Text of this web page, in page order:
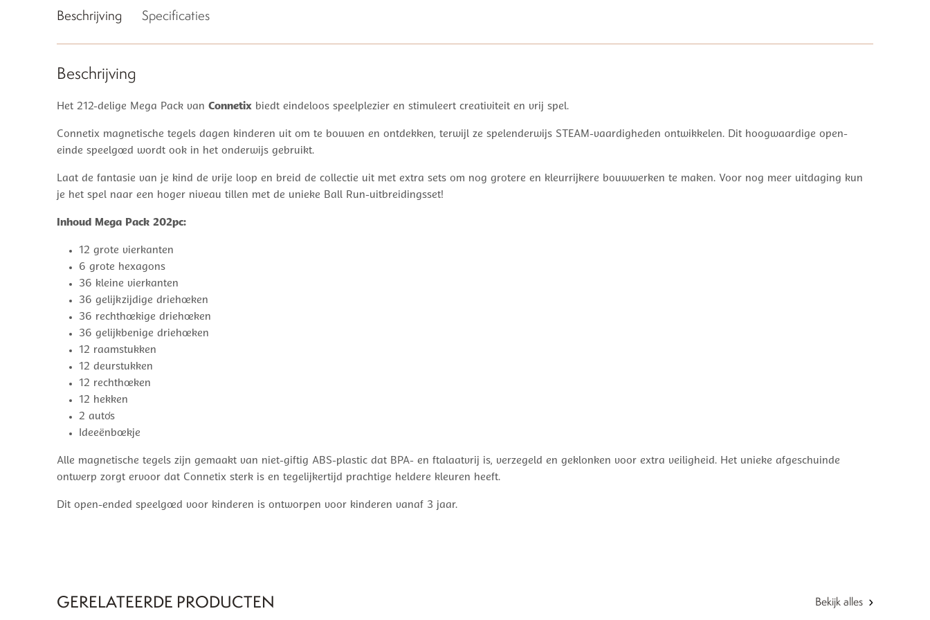
Beschrijving Specificaties
Beschrijving
Het 212-delige Mega Pack van Connetix biedt eindeloos speelplezier en stimuleert creativiteit en vrij spel.
Connetix magnetische tegels dagen kinderen uit om te bouwen en ontdekken, terwijl ze spelenderwijs STEAM-vaardigheden ontwikkelen. Dit hoogwaardige open-
einde speelgoed wordt ook in het onderwijs gebruikt.
Laat de fantasie van je kind de vrije loop en breid de collectie uit met extra sets om nog grotere en kleurrijkere bouwwerken te maken. Voor nog meer uitdaging kun
je het spel naar een hoger niveau tillen met de unieke Ball Run-uitbreidingsset!
Inhoud Mega Pack 202pc:
12 grote vierkanten
6 grote hexagons
36 kleine vierkanten
36 gelijkzijdige driehoeken
36 rechthoekige driehoeken
36 gelijkbenige driehoeken
12 raamstukken
12 deurstukken
12 rechthoeken
12 hekken
2 auto’s
Ideeënboekje
Alle magnetische tegels zijn gemaakt van niet-giftig ABS-plastic dat BPA- en ftalaatvrij is, verzegeld en geklonken voor extra veiligheid. Het unieke afgeschuinde
ontwerp zorgt ervoor dat Connetix sterk is en tegelijkertijd prachtige heldere kleuren heeft.
Dit open-ended speelgoed voor kinderen is ontworpen voor kinderen vanaf 3 jaar.
GERELATEERDE PRODUCTEN Bekijk alles